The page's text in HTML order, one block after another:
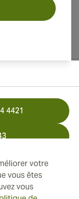
votre
vous êtes
vous
4421